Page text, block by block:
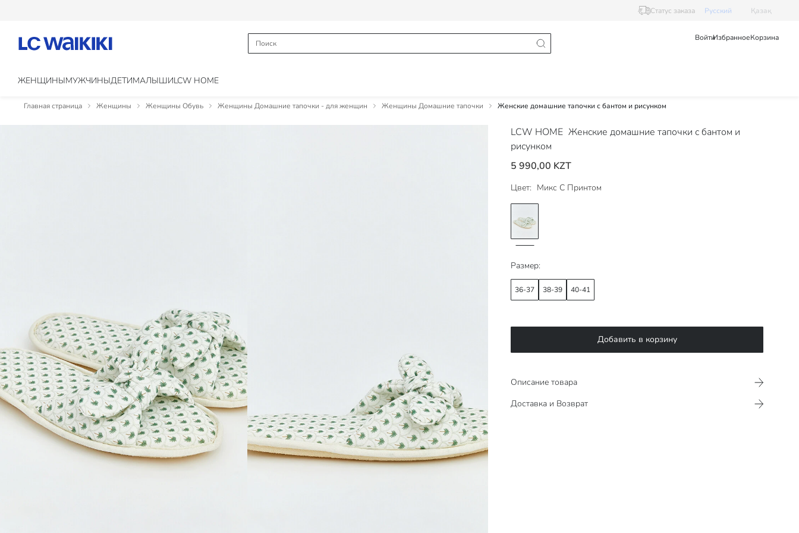
Статус заказа Pусский Қазақ
ВойтиИзбранноеКорзина
ЖЕНЩИНЫМУЖЧИНЫДЕТИМАЛЫШИLCW HOME
Главная страница Женщины Женщины Обувь Женщины Домашние тапочки - для женщин Женщины Домашние тапочки Женские домашние тапочки с бантом и рисунком
LCW HOME Женские домашние тапочки с бантом и
рисунком
5 990,00 KZT
Цвет: Микс С Принтом
Размер:
36-37 38-39 40-41
Добавить в корзину
Описание товара
Доставка и Возврат